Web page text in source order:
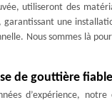
utiliseront des
garantissant une
Nous sommes là
de gouttière
d’expérience,